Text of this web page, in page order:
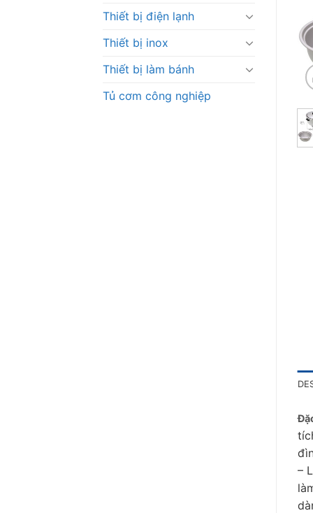
Thiết bị điện lạnh
Thiết bị inox
Thiết bị làm bánh
Tủ cơm công nghiệp
–